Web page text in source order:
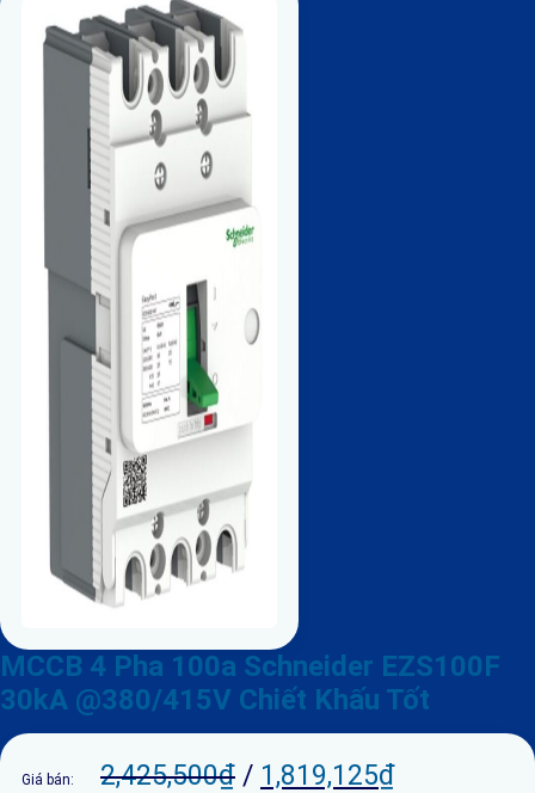
MCCB 4 Pha 100a Schneider EZS100F
30kA @380/415V Chiết Khấu Tốt
Giá bán: 2,425,500₫ / 1,819,125₫